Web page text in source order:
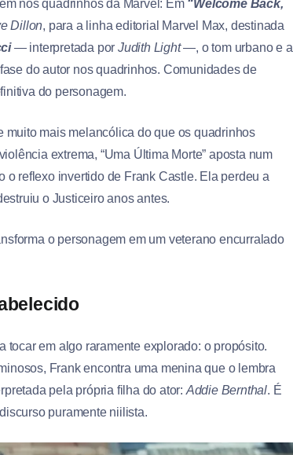
nos quadrinhos da Marvel: Em “Welcome Back,
Dillon, para a linha editorial Marvel Max, destinada
— interpretada porJudith Light—, o tom urbano e a
do autor nos quadrinhos. Comunidades de
do personagem.
muito mais melancólica do que os quadrinhos
extrema, “Uma Última Morte” aposta num
reflexo invertido de Frank Castle. Ela perdeu a
o Justiceiro anos antes.
o personagem em um veterano encurralado
em algo raramente explorado: o propósito.
Frank encontra uma menina que o lembra
pela própria filha do ator: Addie Bernthal. É
puramente niilista.